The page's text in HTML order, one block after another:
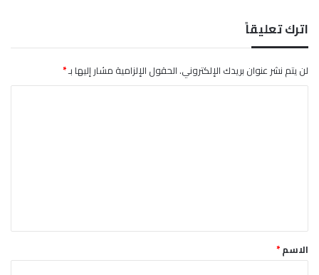
اترك تعليقاً
لن يتم نشر عنوان بريدك الإلكتروني.الحقول الإلزامية مشار إليها بـ*
*الاسم*